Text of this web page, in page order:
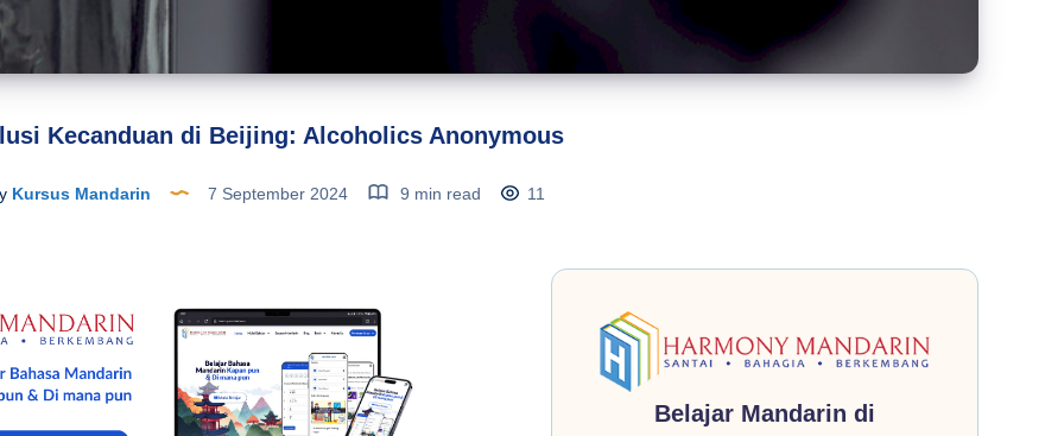
Kecanduan di Beijing: Alcoholics Anonymous
Kursus Mandarin 7 September 2024 9 min read 11
Belajar Mandarin di